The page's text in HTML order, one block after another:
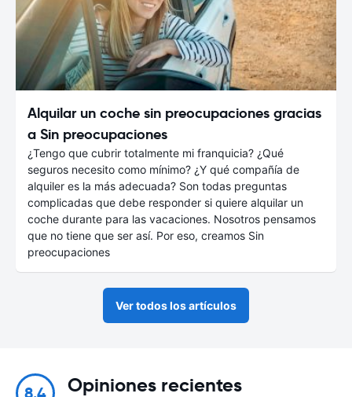
Alquilar un coche sin preocupaciones gracias
a Sin preocupaciones
¿Tengo que cubrir totalmente mi franquicia? ¿Qué
seguros necesito como mínimo? ¿Y qué compañía de
alquiler es la más adecuada? Son todas preguntas
complicadas que debe responder si quiere alquilar un
coche durante para las vacaciones. Nosotros pensamos
que no tiene que ser así. Por eso, creamos Sin
preocupaciones
Ver todos los artículos
Opiniones recientes